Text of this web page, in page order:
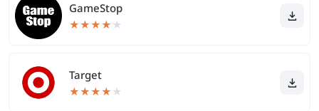
GameStop
★★★★ ★
Target
★★★★ ★